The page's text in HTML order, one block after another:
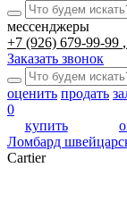
мессенджеры
+7 (926) 679-99-99
Заказать звонок
оценить продать
0
купить
Ломбард
Cartier